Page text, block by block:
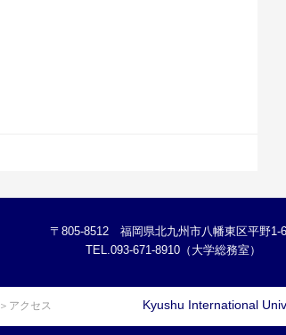
〒805-8512 福岡県北九州市八幡東区平野1-
TEL.093-671-8910（大学総務室）
＞アクセス Kyushu International